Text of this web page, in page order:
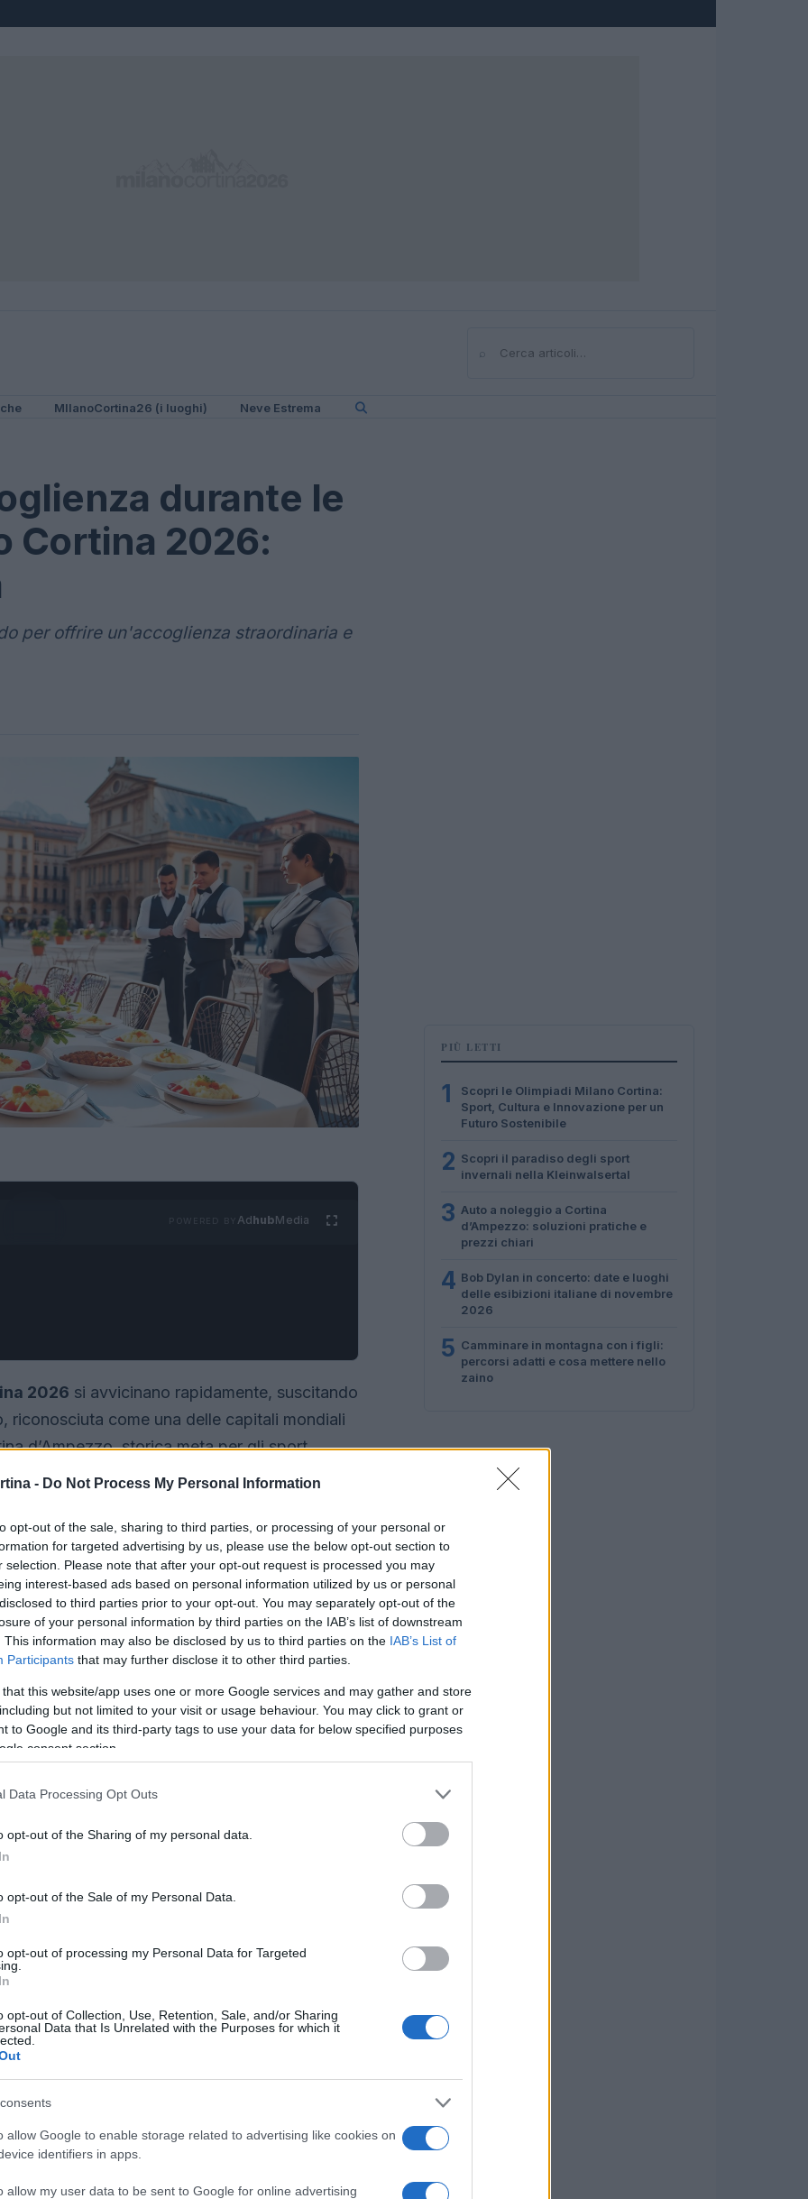
- Do Not Process My Personal Information
opt-out of the sale, sharing to third parties, or processing of your personal or
for targeted advertising by us, please use the below opt-out section to
selection. Please note that after your opt-out request is processed you may
interest-based ads based on personal information utilized by us or personal
to third parties prior to your opt-out. You may separately opt-out of the
of your personal information by third parties on the IAB’s list of downstream
This information may also be disclosed by us to third parties on the IAB’s List of
Participants that may further disclose it to other third parties.
that this website/app uses one or more Google services and may gather and store
but not limited to your visit or usage behaviour. You may click to grant or
to Google and its third-party tags to use your data for below specified purposes
consent section.
Data Processing Opt Outs
opt-out of the Sharing of my personal data.
opt-out of the Sale of my Personal Data.
opt-out of processing my Personal Data for Targeted
opt-out of Collection, Use, Retention, Sale, and/or Sharing
Data that Is Unrelated with the Purposes for which it
allow Google to enable storage related to advertising like cookies on
identifiers in apps.
allow my user data to be sent to Google for online advertising
⌕Cerca
MIlanoCortina26 (i luoghi) Neve Estrema
durante le
Cortina 2026:
per offrire un'accoglienza straordinaria e
AdhubMedia
2026 si avvicinano rapidamente, suscitando
riconosciuta come una delle capitali mondiali
d’Ampezzo, storica meta per gli sport
un’ospitalità memorabile. Gli organizzatori, le
attivamente per garantire che ogni
e indimenticabile.
che le città coinvolte si preparino
implementando piani strategici per migliorare
atleti, i tifosi e i media siano accolti con
stanno ampliando le loro capacità,
e miglioramenti per offrire un servizio di
di lussoe boutique, attira già l’attenzione di
PIÙ LETTI
1
Scopri le Olimpiadi Milano Cortina:
Sport, Cultura e Innovazione per un
Futuro Sostenibile
2 Scopri il paradiso degli sport
invernali nella Kleinwalsertal
3 Auto a noleggio a Cortina
d’Ampezzo: soluzioni pratiche e
prezzi chiari
4 Bob Dylan in concerto: date e luoghi
delle esibizioni italiane di novembre
2026
5 Camminare in montagna con i figli:
percorsi adatti e cosa mettere nello
zaino